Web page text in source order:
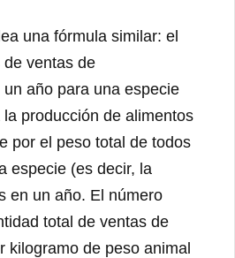
una fórmula similar: el
ventas de
año para una especie
producción de alimentos
por el peso total de todos
especie (es decir, la
en un año. El número
total de ventas de
kilogramo de peso animal